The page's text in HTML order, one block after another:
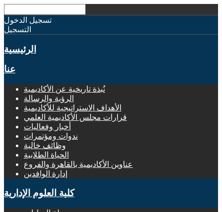
تسجيل الدخول
التسجيل
الرئيسية
عنا
نُبذة تاريخية عن الأكاديمية
الرؤية والرسالة
الأهداف الاستراتيجية للأكاديمية
قرارات مجلس الأكاديمية العلمي
أخبار وفعاليات
ندوات ومؤتمرات
وظائف خالية
الحياة الطلابية
عناوين الأكاديمية بالقاهرة والفروع
إدارة الوافدين
كلية العلوم الإدارية